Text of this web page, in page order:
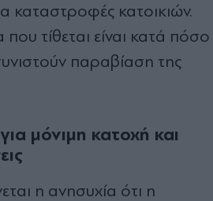
καταστροφές κατοικιών.
τίθεται είναι κατά πόσο
παραβίαση της
μόνιμη κατοχή και
η ανησυχία ότι η